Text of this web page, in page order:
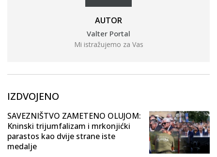
AUTOR
Valter Portal
Mi istražujemo za Vas
IZDVOJENO
SAVEZNIŠTVO ZAMETENO OLUJOM:
Kninski trijumfalizam i mrkonjićki
parastos kao dvije strane iste
medalje